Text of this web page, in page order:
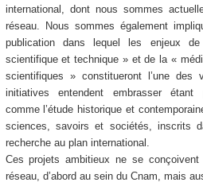
international, dont nous sommes
réseau. Nous sommes également
publication dans lequel les enjeux
scientifique et technique » et de la «
scientifiques » constitueront l’une des
initiatives entendent embrasser étant
comme l’étude historique et
sciences, savoirs et sociétés, inscrits
recherche au plan international.
Ces projets ambitieux ne se conçoivent
réseau, d’abord au sein du Cnam, mais